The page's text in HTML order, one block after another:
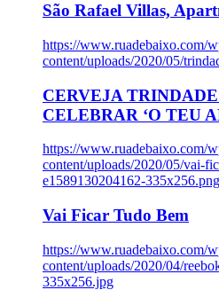
São Rafael Villas,
https://www.ruadebaixo.com/
content/uploads/2020/05/
CERVEJA
CELEBRAR ‘O TEU
https://www.ruadebaixo.com/
content/uploads/2020/05/vai-
e1589130204162-335x256.png
Vai Ficar Tudo Bem
https://www.ruadebaixo.com/
content/uploads/2020/04/
335x256.jpg